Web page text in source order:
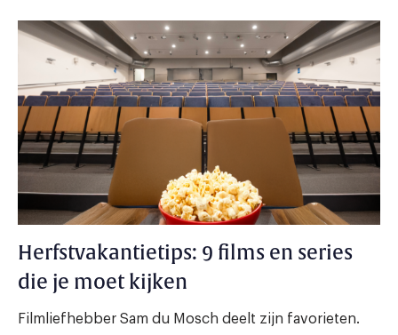
Herfstvakantietips: 9 films en series
die je moet kijken
Filmliefhebber Sam du Mosch deelt zijn favorieten.